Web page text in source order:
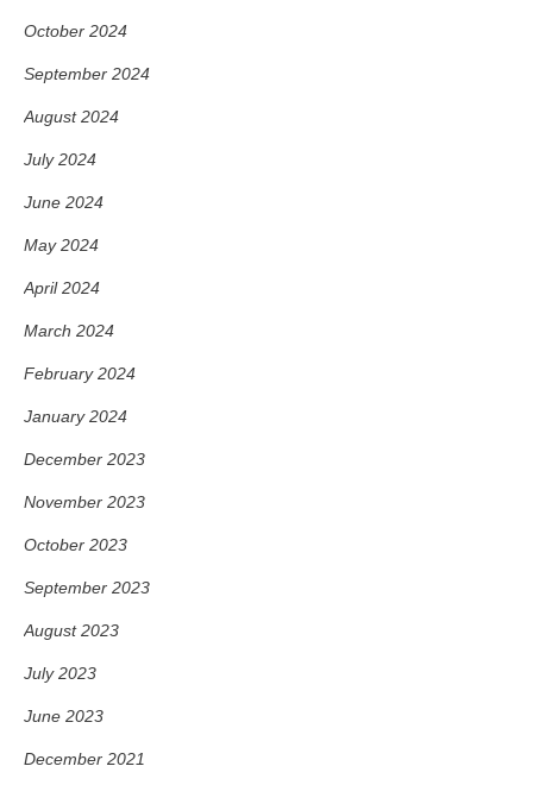
October 2024
September 2024
August 2024
July 2024
June 2024
May 2024
April 2024
March 2024
February 2024
January 2024
December 2023
November 2023
October 2023
September 2023
August 2023
July 2023
June 2023
December 2021